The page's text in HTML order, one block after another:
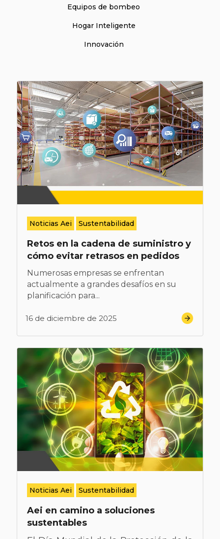
Equipos de bombeo
Hogar Inteligente
Innovación
Noticias Aei Sustentabilidad
Retos en la cadena de suministro y
cómo evitar retrasos en pedidos
Numerosas empresas se enfrentan
actualmente a grandes desafíos en su
planificación para...
16 de diciembre de 2025
Noticias Aei Sustentabilidad
Aei en camino a soluciones
sustentables